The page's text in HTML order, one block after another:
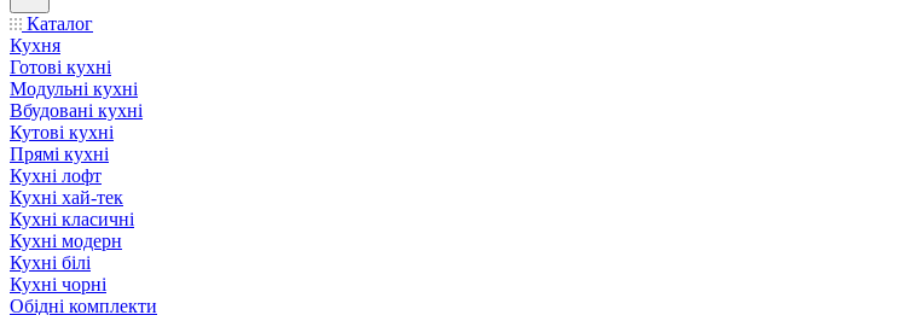
Каталог
Кухня
Готові кухні
Модульні кухні
Вбудовані кухні
Кутові кухні
Прямі кухні
Кухні лофт
Кухні хай-тек
Кухні класичні
Кухні модерн
Кухні білі
Кухні чорні
Обідні комплекти